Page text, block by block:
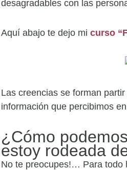
desagradables con las
Aquí abajo te dejo mi curso
Las creencias se forman
información que percibimos
¿Cómo
estoy rodeada
No te preocupes!… Para todo